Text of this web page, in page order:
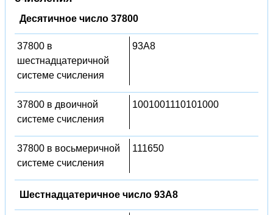
Десятичное число 37800
37800 в
шестнадцатеричной
системе счисления
93A8
37800 в двоичной
системе счисления
1001001110101000
37800 в восьмеричной
системе счисления
111650
Шестнадцатеричное число 93A8